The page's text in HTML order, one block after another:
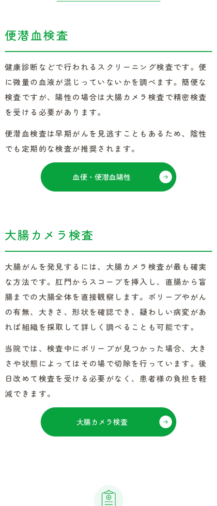
便潜血検査
健康診断などで行われるスクリーニング検査です。便
に微量の血液が混じっていないかを調べます。簡便な
検査ですが、陽性の場合は大腸カメラ検査で精密検査
を受ける必要があります。
便潜血検査は早期がんを見逃すこともあるため、陰性
でも定期的な検査が推奨されます。
血便・便潜血陽性
大腸カメラ検査
大腸がんを発見するには、大腸カメラ検査が最も確実
な方法です。肛門からスコープを挿入し、直腸から盲
腸までの大腸全体を直接観察します。ポリープやがん
の有無、大きさ、形状を確認でき、疑わしい病変があ
れば組織を採取して詳しく調べることも可能です。
当院では、検査中にポリープが見つかった場合、大き
さや状態によってはその場で切除を行っています。後
日改めて検査を受ける必要がなく、患者様の負担を軽
減できます。
大腸カメラ検査